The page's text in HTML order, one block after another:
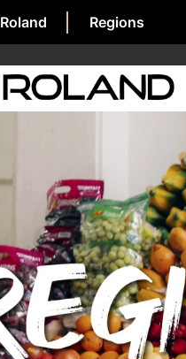
Roland
Regions